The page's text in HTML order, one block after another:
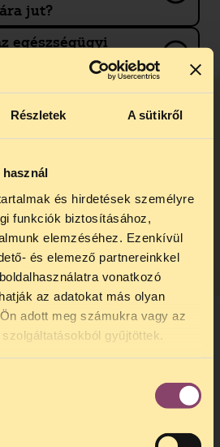
Részletek A sütikről
és hirdetések személyre
funkciók biztosításához,
elemzéséhez. Ezenkívül
és elemező partnereinkkel
vonatkozó
az adatokat más olyan
adott meg számukra vagy az
gyűjtöttek.
jut?
egészségügyi
ambuláns lapomon,
az adatvédelmi
hogy az
az
szóló 1997. évi CLIV.
és az
törvény
JOGSEGÉLY
július 27 és